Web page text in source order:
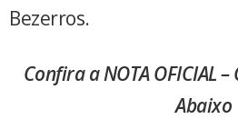
Bezerros.
Confira a NOTA OFICIAL
Abaixo